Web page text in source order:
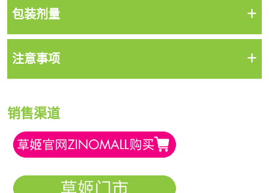
包装剂量 +
注意事项 +
销售渠道